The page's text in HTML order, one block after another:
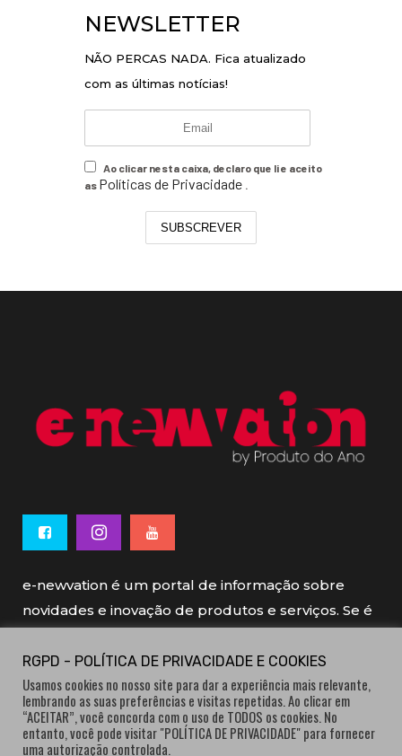
NEWSLETTER
NÃO PERCAS NADA. Fica atualizado
com as últimas notícias!
Ao clicar nesta caixa, declaro que li e aceito
as Políticas de Privacidade .
SUBSCREVER
e-newvation é um portal de informação sobre
novidades e inovação de produtos e serviços. Se é
e-newvation tem o patrocínio do “Produto do
Ano”, o prémio de inovação atribuído por
consumidores.
RGPD - POLÍTICA DE PRIVACIDADE E COOKIES
Usamos cookies no nosso site para dar a experiência mais relevante,
lembrando as suas preferências e visitas repetidas. Ao clicar em
“ACEITAR”, você concorda com o uso de TODOS os cookies. No
entanto, você pode visitar "POLÍTICA DE PRIVACIDADE" para fornecer
uma autorização controlada.